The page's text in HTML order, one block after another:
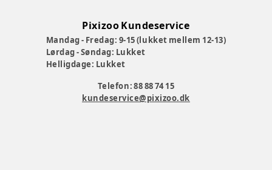
Pixizoo Kundeservice
Mandag - Fredag: 9-15 (lukket mellem 12-13)
Lørdag - Søndag: Lukket
Helligdage: Lukket
Telefon: 88 88 74 15
kundeservice@pixizoo.dk